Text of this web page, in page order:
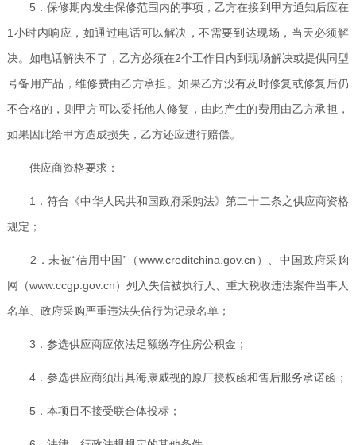
5．保修期内发生保修范围内的事项，乙方在接到甲方通知后应在
1小时内响应，如通过电话可以解决，不需要到达现场，当天必须解
决。如电话解决不了，乙方必须在2个工作日内到现场解决或提供同型
号备用产品，维修费由乙方承担。如果乙方没有及时修复或修复后仍
不合格的，则甲方可以委托他人修复，由此产生的费用由乙方承担，
如果因此给甲方造成损失，乙方还应进行赔偿。
供应商资格要求：
1．符合《中华人民共和国政府采购法》第二十二条之供应商资格
规定；
2．未被“信用中国”（www.creditchina.gov.cn ）、中国政府采购
网（www.ccgp.gov.cn）列入失信被执行人、重大税收违法案件当事人
名单、政府采购严重违法失信行为记录名单；
3．参选供应商应依法足额缴存住房公积金；
4．参选供应商须出具海康威视的原厂授权函和售后服务承诺函；
5．本项目不接受联合体投标；